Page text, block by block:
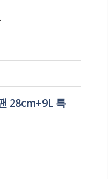
28cm+9L 특